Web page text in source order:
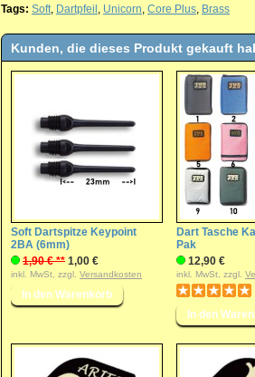
Tags: Soft, Dartpfeil , Unicorn, Core Plus, Brass
Kunden, die dieses Produkt gekauft
Soft Dartspitze Keypoint
2BA (6mm)
1,90 € ** 1,00 €
inkl. MwSt, zzgl. Versandkosten
Dart Tasche
Pak
12,90 €
inkl. MwSt, zzgl.